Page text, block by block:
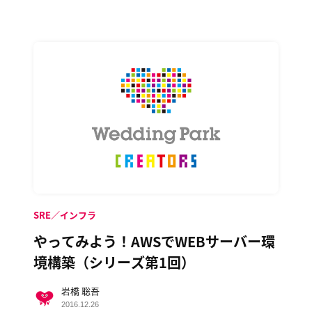
やってみよう！AWSでWEBサーバー環
境構築（シリーズ第1回）
SRE／インフラ
岩橋 聡吾
2016.12.26